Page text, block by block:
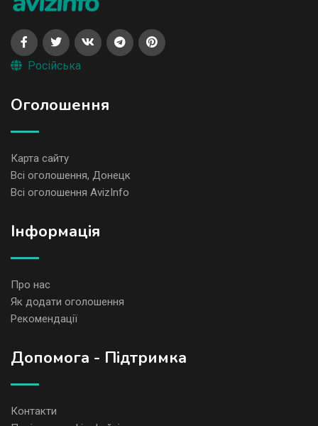
Російська
Оголошення
Карта сайту
Всі оголошення, Донецк
Всі оголошення AvizInfo
Iнформація
Про нас
Як додати оголошення
Рекомендації
Допомога - Підтримка
Контакти